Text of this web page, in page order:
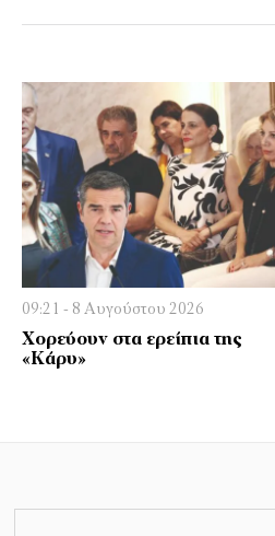
09:21 - 8 Αυγούστου 2026
Χορεύουν στα ερείπια της
«Κάρυ»